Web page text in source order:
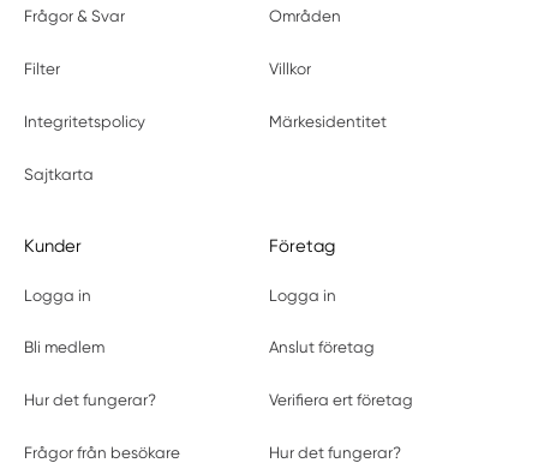
Frågor & Svar Områden
Filter Villkor
Integritetspolicy Märkesidentitet
Sajtkarta
Kunder
Logga in
Bli medlem
Hur det fungerar?
Frågor från besökare
Företag
Logga in
Anslut företag
Verifiera ert företag
Hur det fungerar?